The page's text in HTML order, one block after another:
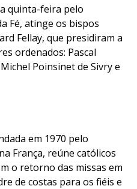
quinta-feira pelo
Fé, atinge os bispos
Fellay, que presidiram a
ordenados: Pascal
Poinsinet de Sivry e
em 1970 pelo
França, reúne católicos
o retorno das missas em
de costas para os fiéis e